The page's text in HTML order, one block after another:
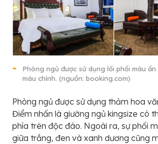
Phòng ngủ được sử dụng lối phối màu
màu chính. (nguồn: booking.com)
Phòng ngủ được sử dụng thảm hoa
Điểm nhấn là giường ngủ kingsize có
phía trên độc đáo. Ngoài ra, sự phối
giữa trắng, đen và xanh dương cũng